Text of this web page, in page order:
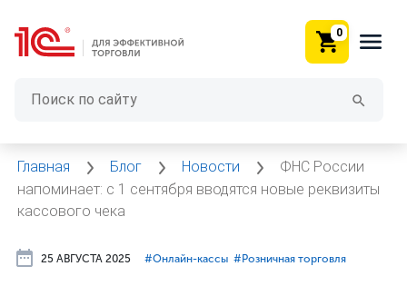
0
Главная Блог Новости
ФНС России
напоминает: с 1 сентября вводятся новые реквизиты
кассового чека
25 АВГУСТА 2025 #⁣Онлайн-кассы #⁣Розничная торговля